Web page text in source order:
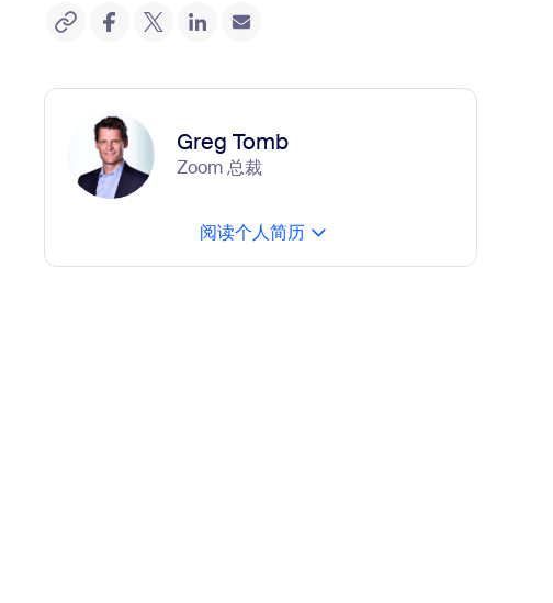
Greg Tomb
Zoom 总裁
阅读个人简历